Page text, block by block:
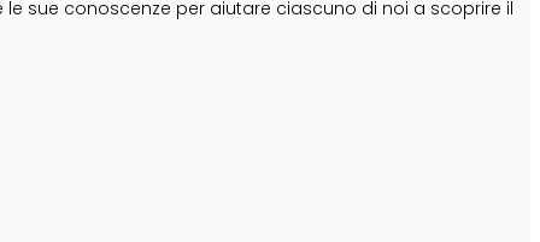
sue conoscenze per aiutare ciascuno di noi a scoprire il